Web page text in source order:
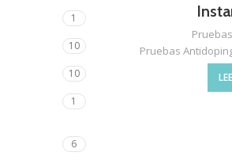
1
10
10
1
6
Pruebas